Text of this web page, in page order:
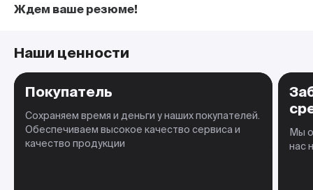
Ждем ваше резюме!
Наши ценности
Покупатель
Сохраняем время и деньги у наших покупателей.
Обеспечиваем высокое качество сервиса и
качество продукции
Мы
нас